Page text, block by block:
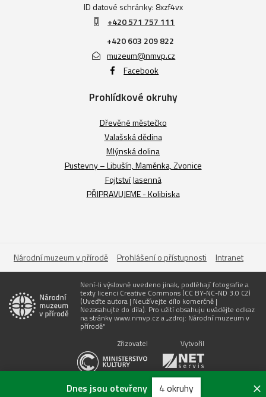
Dnes jsou otevřeny 4 okruhy
ID datové schránky: 8xzf4vx
+420 571 757 111
+420 603 209 822
muzeum@nmvp.cz
Facebook
Prohlídkové okruhy
Dřevěné městečko
Valašská dědina
Mlýnská dolina
Pustevny – Libušín, Maměnka, Zvonice
Fojtství Jasenná
PŘIPRAVUJEME - Kolibiska
Národní muzeum v přírodě Prohlášení o přístupnosti Intranet
Není-li výslovně uvedeno jinak, podléhají fotografie a
texty licenci Creative Commons (CC BY-NC-ND 3.0 CZ)
(Uveďte autora | Neužívejte dílo komerčně |
Nezasahujte do díla). Pro užití obsahuju uvádějte odkaz
na stránky www.nmvp.cz a „zdroj: Národní muzeum v
přírodě“
Zřizovatel
Vytvořil